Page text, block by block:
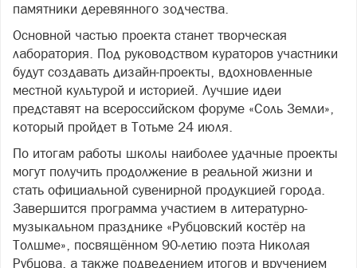
памятники деревянного зодчества.
Основной частью проекта станет творческая
лаборатория. Под руководством кураторов участники
будут создавать дизайн-проекты, вдохновленные
местной культурой и историей. Лучшие идеи
представят на всероссийском форуме «Соль Земли»,
который пройдет в Тотьме 24 июля.
По итогам работы школы наиболее удачные проекты
могут получить продолжение в реальной жизни и
стать официальной сувенирной продукцией города.
Завершится программа участием в литературно-
музыкальном празднике «Рубцовский костёр на
Толшме», посвящённом 90-летию поэта Николая
Рубцова, а также подведением итогов и вручением